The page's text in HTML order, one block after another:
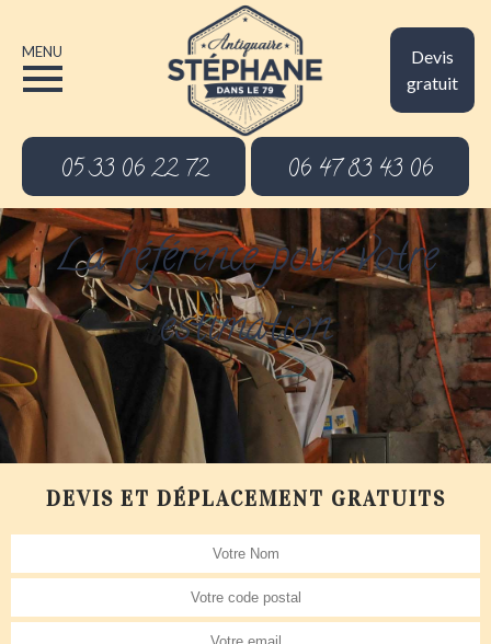
Devis
gratuit
MENU
05 33 06 22 72 06 47 83 43 06
La référence pour votre
estimation
DEVIS ET DÉPLACEMENT GRATUITS